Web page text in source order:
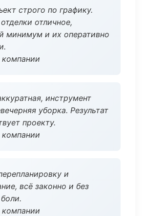
строго по графику.
отличное,
минимум и их оперативно
инструмент
уборка. Результат
проекту.
и
всё законно и без